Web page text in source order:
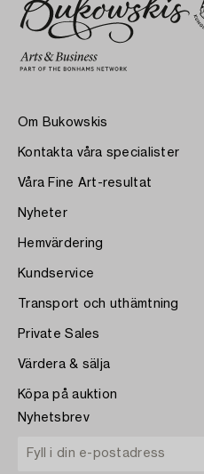
Om Bukowskis
Kontakta våra specialister
Våra Fine Art-resultat
Nyheter
Hemvärdering
Kundservice
Transport och uthämtning
Private Sales
Värdera & sälja
Köpa på auktion
Nyhetsbrev